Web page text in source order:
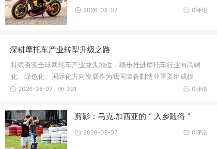
0评论
2026-08-07
深耕摩托车产业转型升级之路
持续夯实全球两轮车产业龙头地位，稳步推进摩托车行业向高端
化、绿色化、国际化方向发展作为我国装备制造业重要组成板
块，中国摩
0评论
2026-08-07 391
剪影：马克.加西亚的 “ 入乡随俗 ”
0评论
2026-08-07